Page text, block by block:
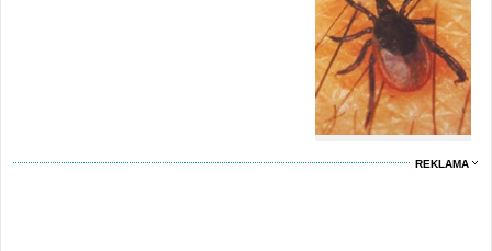
REKLAMA